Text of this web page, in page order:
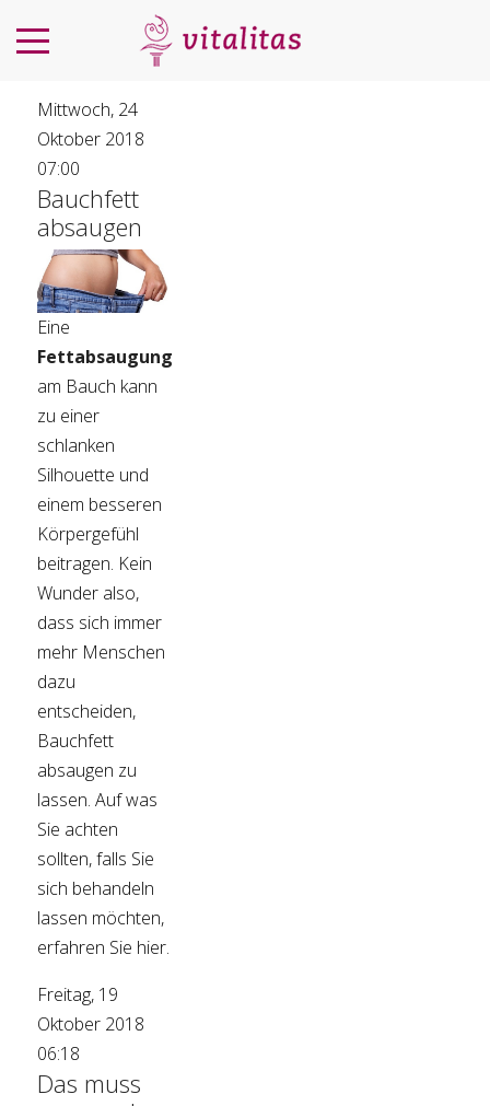
Mittwoch, 24
Oktober 2018
07:00
Bauchfett
absaugen
Eine
Fettabsaugung
am Bauch kann
zu einer
schlanken
Silhouette und
einem besseren
Körpergefühl
beitragen. Kein
Wunder also,
dass sich immer
mehr Menschen
dazu
entscheiden,
Bauchfett
absaugen zu
lassen. Auf was
Sie achten
sollten, falls Sie
sich behandeln
lassen möchten,
erfahren Sie hier.
Freitag, 19
Oktober 2018
06:18
Das muss